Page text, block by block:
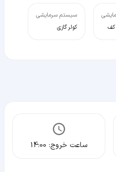
کف
سیستم سرمایشی
کولر گازی
ساعت خروج: 14:00